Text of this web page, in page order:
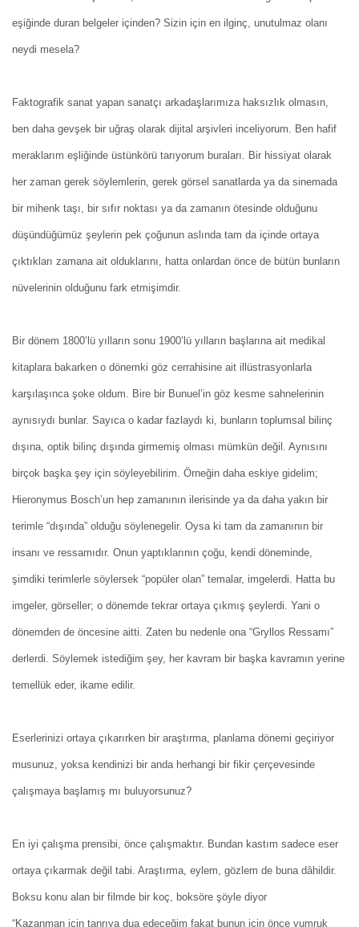
eşiğinde duran belgeler içinden? Sizin için en ilginç, unutulmaz olanı
neydi mesela?
Faktografik sanat yapan sanatçı arkadaşlarımıza haksızlık olmasın,
ben daha gevşek bir uğraş olarak dijital arşivleri inceliyorum. Ben hafif
meraklarım eşliğinde üstünkörü tarıyorum buraları. Bir hissiyat olarak
her zaman gerek söylemlerin, gerek görsel sanatlarda ya da sinemada
bir mihenk taşı, bir sıfır noktası ya da zamanın ötesinde olduğunu
düşündüğümüz şeylerin pek çoğunun aslında tam da içinde ortaya
çıktıkları zamana ait olduklarını, hatta onlardan önce de bütün bunların
nüvelerinin olduğunu fark etmişimdir.
Bir dönem 1800’lü yılların sonu 1900’lü yılların başlarına ait medikal
kitaplara bakarken o dönemki göz cerrahisine ait illüstrasyonlarla
karşılaşınca şoke oldum. Bire bir Bunuel’in göz kesme sahnelerinin
aynısıydı bunlar. Sayıca o kadar fazlaydı ki, bunların toplumsal bilinç
dışına, optik bilinç dışında girmemiş olması mümkün değil. Aynısını
birçok başka şey için söyleyebilirim. Örneğin daha eskiye gidelim;
Hieronymus Bosch’un hep zamanının ilerisinde ya da daha yakın bir
terimle “dışında” olduğu söylenegelir. Oysa ki tam da zamanının bir
insanı ve ressamıdır. Onun yaptıklarının çoğu, kendi döneminde,
şimdiki terimlerle söylersek “popüler olan” temalar, imgelerdi. Hatta bu
imgeler, görseller; o dönemde tekrar ortaya çıkmış şeylerdi. Yani o
dönemden de öncesine aitti. Zaten bu nedenle ona “Gryllos Ressamı”
derlerdi. Söylemek istediğim şey, her kavram bir başka kavramın yerine
temellük eder, ikame edilir.
Eserlerinizi ortaya çıkarırken bir araştırma, planlama dönemi geçiriyor
musunuz, yoksa kendinizi bir anda herhangi bir fikir çerçevesinde
çalışmaya başlamış mı buluyorsunuz?
En iyi çalışma prensibi, önce çalışmaktır. Bundan kastım sadece eser
ortaya çıkarmak değil tabi. Araştırma, eylem, gözlem de buna dâhildir.
Boksu konu alan bir filmde bir koç, boksöre şöyle diyor
“Kazanman için tanrıya dua edeceğim fakat bunun için önce yumruk